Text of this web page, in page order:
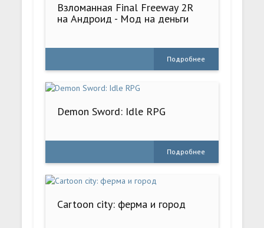
Взломанная Final Freeway 2R
на Андроид - Мод на деньги
Подробнее
Demon Sword: Idle RPG
Подробнее
Cartoon city: ферма и город